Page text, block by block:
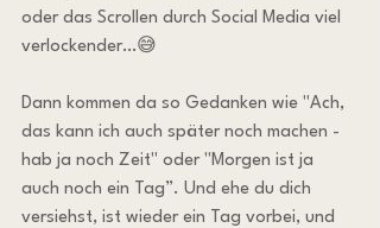
oder das Scrollen durch Social Media viel
verlockender…😅
Dann kommen da so Gedanken wie "Ach,
das kann ich auch später noch machen -
hab ja noch Zeit" oder "Morgen ist ja
auch noch ein Tag”. Und ehe du dich
versiehst, ist wieder ein Tag vorbei, und